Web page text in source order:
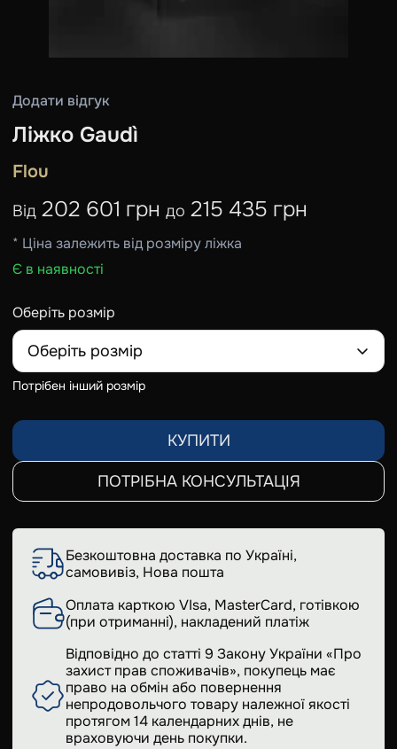
Додати відгук
Ліжко Gaudì
Flou
Від 202 601 грн до 215 435 грн
* Ціна залежить від розміру ліжка
Є в наявності
Оберіть розмір
Оберіть розмір
Потрібен інший розмір
КУПИТИ
ПОТРІБНА КОНСУЛЬТАЦІЯ
Безкоштовна доставка по Україні,
самовивіз, Нова пошта
Оплата карткою VIsa, MasterCard, готівкою
(при отриманні), накладений платіж
Відповідно до статті 9 Закону України «Про
захист прав споживачів», покупець має
право на обмін або повернення
непродовольчого товару належної якості
протягом 14 календарних днів, не
враховуючи день покупки.